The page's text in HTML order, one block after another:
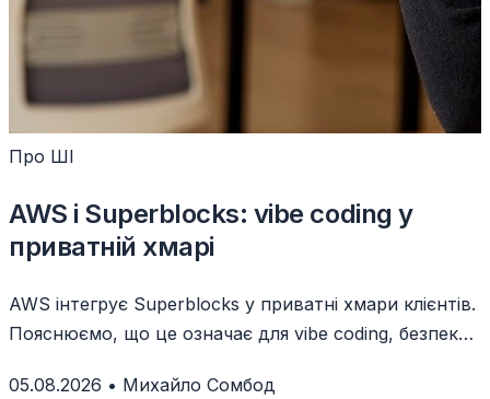
Про ШІ
AWS і Superblocks: vibe coding у
приватній хмарі
AWS інтегрує Superblocks у приватні хмари клієнтів.
Пояснюємо, що це означає для vibe coding, безпеки
05.08.2026 • Михайло Сомбод